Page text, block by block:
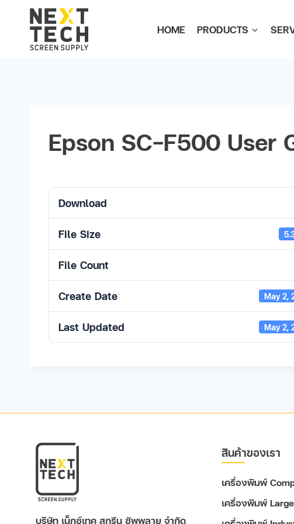
HOME PRODUCTS
Epson SC-F500 User
Download
File Size
File Count
Create Date May 2,
Last Updated May 2,
บริษัท เน็กซ์เทค สกรีน ซัพพลาย จำกัด
สินค้าของเรา
เครื่องพิมพ์
เครื่องพิมพ์